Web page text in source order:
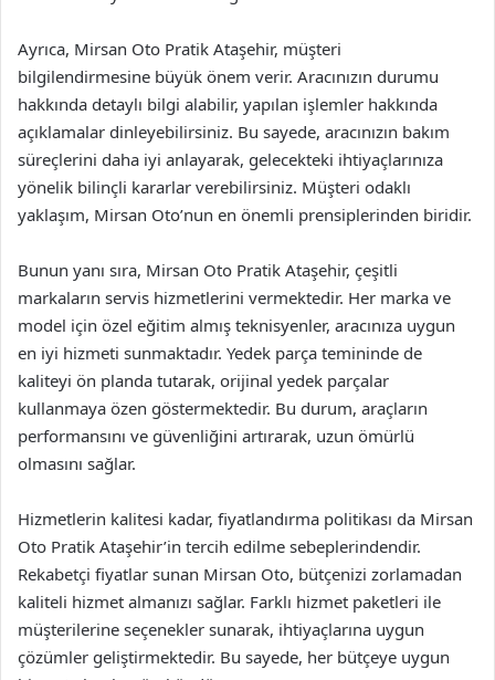
Ayrıca, Mirsan Oto Pratik Ataşehir, müşteri
bilgilendirmesine büyük önem verir. Aracınızın durumu
hakkında detaylı bilgi alabilir, yapılan işlemler hakkında
açıklamalar dinleyebilirsiniz. Bu sayede, aracınızın bakım
süreçlerini daha iyi anlayarak, gelecekteki ihtiyaçlarınıza
yönelik bilinçli kararlar verebilirsiniz. Müşteri odaklı
yaklaşım, Mirsan Oto’nun en önemli prensiplerinden biridir.
Bunun yanı sıra, Mirsan Oto Pratik Ataşehir, çeşitli
markaların servis hizmetlerini vermektedir. Her marka ve
model için özel eğitim almış teknisyenler, aracınıza uygun
en iyi hizmeti sunmaktadır. Yedek parça temininde de
kaliteyi ön planda tutarak, orijinal yedek parçalar
kullanmaya özen göstermektedir. Bu durum, araçların
performansını ve güvenliğini artırarak, uzun ömürlü
olmasını sağlar.
Hizmetlerin kalitesi kadar, fiyatlandırma politikası da Mirsan
Oto Pratik Ataşehir’in tercih edilme sebeplerindendir.
Rekabetçi fiyatlar sunan Mirsan Oto, bütçenizi zorlamadan
kaliteli hizmet almanızı sağlar. Farklı hizmet paketleri ile
müşterilerine seçenekler sunarak, ihtiyaçlarına uygun
çözümler geliştirmektedir. Bu sayede, her bütçeye uygun